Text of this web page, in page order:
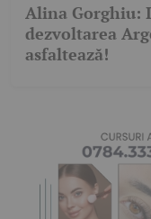
Alina Gorghiu:
dezvoltarea
asfaltează!